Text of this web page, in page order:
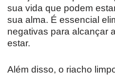
sua vida que podem
sua alma. É essencial
negativas para alcançar
estar.
Além disso, o riacho